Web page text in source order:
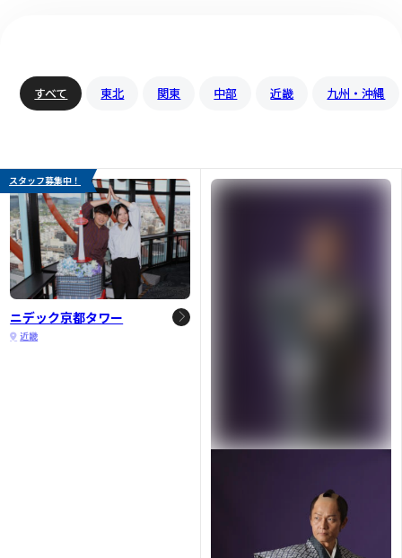
すべて 東北 関東 中部 近畿 九州・沖縄
スタッフ募集中！
ニデック京都タワー
近畿